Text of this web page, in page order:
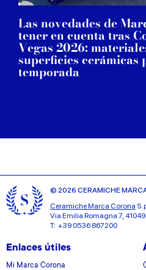
Las novedades de
tener en cuenta tras
Vegas 2026:
superficies cerámicas
temporada
© 2026 CERAMICHE
Ceramiche Marca Corona
Via Emilia Romagna 7,
T: +39 0536 867200
Enlaces útiles
Mi Marca Corona